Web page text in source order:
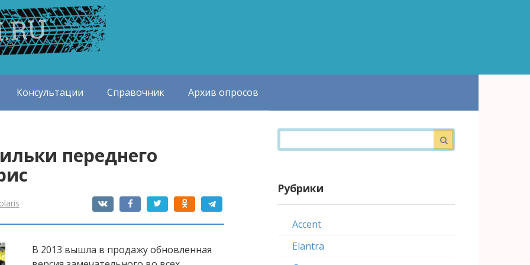
Консультации Справочник Архив опросов
переднего
В 2013 вышла в продажу обновленная
Поиск:
Рубрики
Accent
Elantra